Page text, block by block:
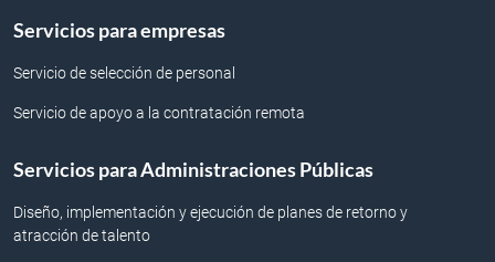
Servicios para empresas
Servicio de selección de personal
Servicio de apoyo a la contratación remota
Servicios para Administraciones Públicas
Diseño, implementación y ejecución de planes de retorno y
atracción de talento